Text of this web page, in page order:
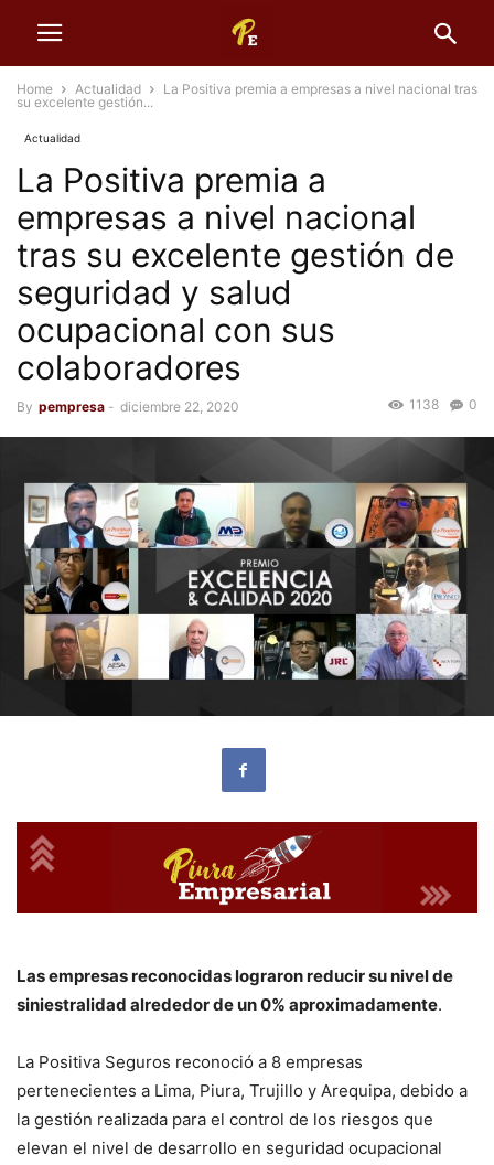
Home Actualidad
La Positiva premia a empresas a nivel nacional tras
su excelente gestión...
Actualidad
La Positiva premia a
empresas a nivel nacional
tras su excelente gestión de
seguridad y salud
ocupacional con sus
colaboradores
By pempresa - diciembre 22, 2020 0
1138
Las empresas reconocidas lograron reducir su nivel de
siniestralidad alrededor de un 0% aproximadamente.
La Positiva Seguros reconoció a 8 empresas
pertenecientes a Lima, Piura, Trujillo y Arequipa, debido a
la gestión realizada para el control de los riesgos que
elevan el nivel de desarrollo en seguridad ocupacional